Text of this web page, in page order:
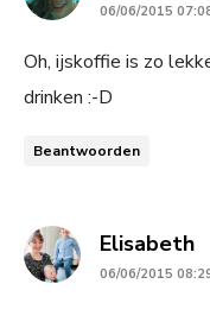
06/06/2015
Oh, ijskoffie is zo
drinken :-D
Beantwoorden
Elisabeth
06/06/2015